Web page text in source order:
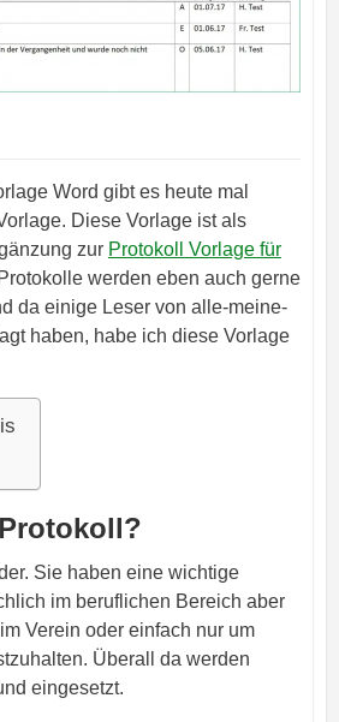
Word gibt es heute mal
Diese Vorlage ist als
zur Protokoll Vorlage für
werden eben auch gerne
da einige Leser von alle-meine-
haben, habe ich diese Vorlage
Sie haben eine wichtige
im beruflichen Bereich aber
Verein oder einfach nur um
Überall da werden
eingesetzt.